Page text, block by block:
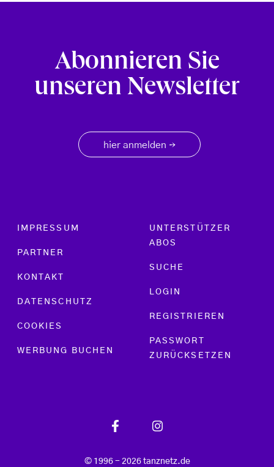
Abonnieren Sie
unseren Newsletter
hier anmelden →
Footer menu
IMPRESSUM
PARTNER
KONTAKT
DATENSCHUTZ
COOKIES
WERBUNG BUCHEN
UNTERSTÜTZER
ABOS
SUCHE
LOGIN
REGISTRIEREN
PASSWORT
ZURÜCKSETZEN
© 1996 - 2026 tanznetz.de